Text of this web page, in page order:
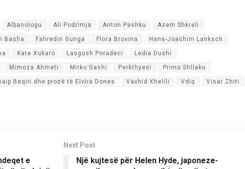
Albanologu Ali Podrimja Anton Pashku Azem Shkreli
Basha Fahredin Gunga Flora Brovina Hans-Joachim Lanksch
Kate Xukaro Lasgush Poradeci Ledia Dushi
Mimoza Ahmeti Mirko Gashi Perkthyesi Primo Shllaku
Beqiri dhe prozë të Elvira Dones Vaxhid Xhelili Vdiq Visar Zhiti
e
Next Post
Një kujtesë për Helen Hyde, japoneze-